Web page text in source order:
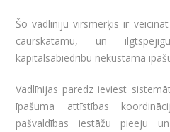
Šo vadlīniju virsmērķis ir
caurskatāmu, un
kapitālsabiedrību nekustamā
Vadlīnijas paredz ieviest
īpašuma attīstības
pašvaldības iestāžu pieeju